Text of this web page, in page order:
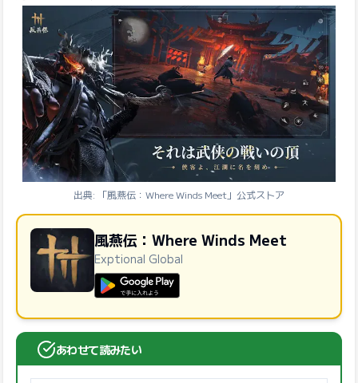
出典: 「風燕伝：Where Winds Meet」公式ストア
風燕伝：Where Winds Meet
Exptional Global
あわせて読みたい